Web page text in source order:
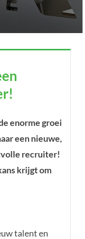
enorme groei
een nieuwe,
recruiter!
krijgt om
talent en